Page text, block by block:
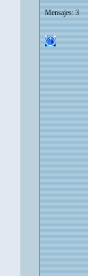
Mensajes: 3